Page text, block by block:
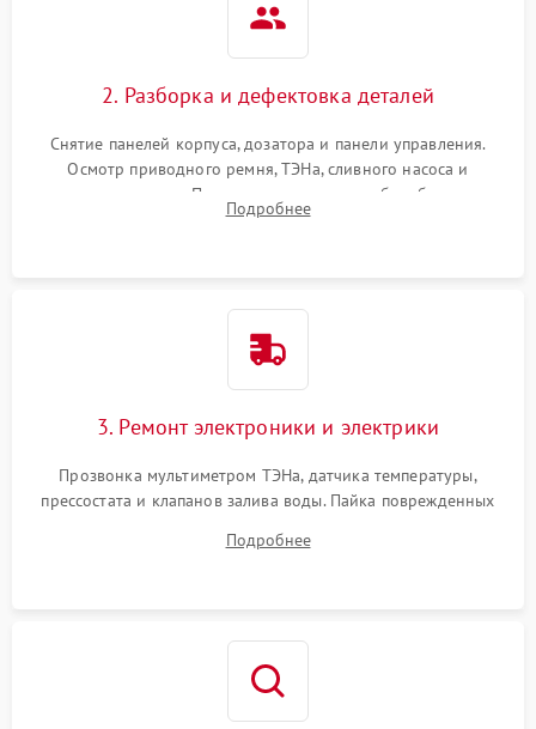
2. Разборка и дефектовка деталей
Снятие панелей корпуса, дозатора и панели управления.
Осмотр приводного ремня, ТЭНа, сливного насоса и
амортизаторов. Проверка подшипников барабана и
крестовины на износ, а манжеты люка на разрывы.
Подробнее
3. Ремонт электроники и электрики
Прозвонка мультиметром ТЭНа, датчика температуры,
прессостата и клапанов залива воды. Пайка поврежденных
Восстановление целостности проводки и контактов.
Подробнее